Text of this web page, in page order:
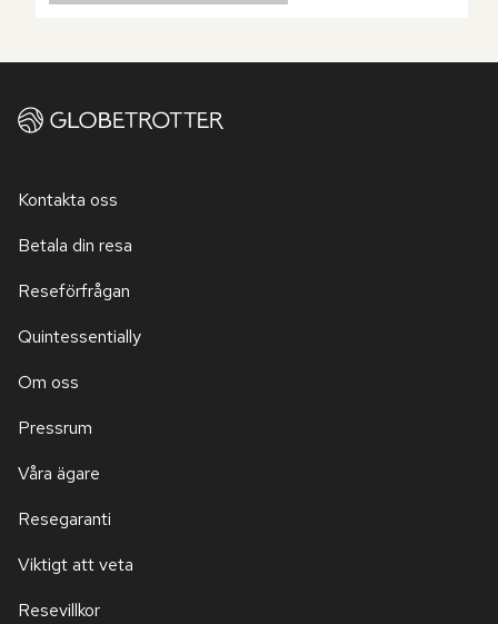
Kontakta oss
Betala din resa
Reseförfrågan
Quintessentially
Om oss
Pressrum
Våra ägare
Resegaranti
Viktigt att veta
Resevillkor